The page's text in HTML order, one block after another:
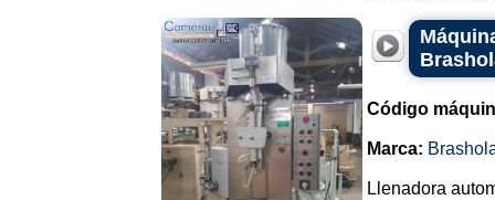
Código
Marca:
Llenadora